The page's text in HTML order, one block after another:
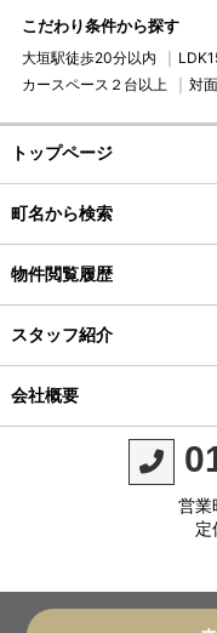
こだわり条件から探す
大垣駅徒歩20分以内
カースペース２台以上
対
トップページ
町名から検索
物件閲覧履歴
スタッフ紹介
会社概要
営
定